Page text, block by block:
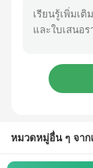
ขออ้าง
เครื่องสลับระดั
ชุดสวิตช์เกียร์หุ้
หมวดหมู่อื่น ๆ จาก